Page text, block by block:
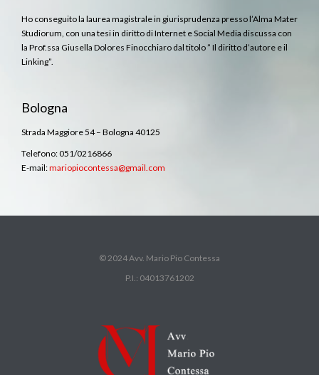
Ho conseguito la laurea magistrale in giurisprudenza presso l’Alma Mater
Studiorum, con una tesi in diritto di Internet e Social Media discussa con
la Prof.ssa Giusella Dolores Finocchiaro dal titolo ” Il diritto d’autore e il
Linking”.
Bologna
Strada Maggiore 54 – Bologna 40125
Telefono: 051/0216866
E-mail:mariopiocontessa@gmail.com
© 2024 Avv. Mario Pio Contessa
P.I.: 04013761202